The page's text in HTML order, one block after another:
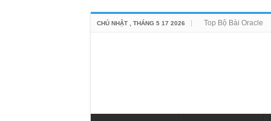
CHỦ NHẬT , THÁNG 5 17 2026 Top Bộ Bài Oracle